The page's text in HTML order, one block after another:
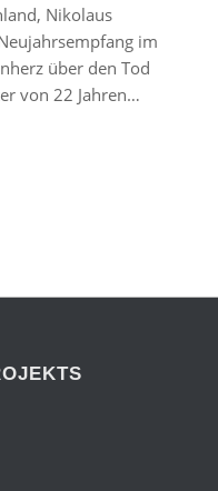
Nikolaus
im
über den Tod
von 22 Jahren…